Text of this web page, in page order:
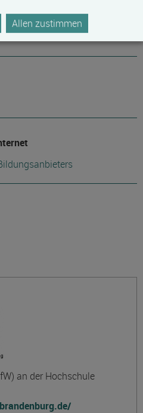
an der Hochschule
Allen zustimmen